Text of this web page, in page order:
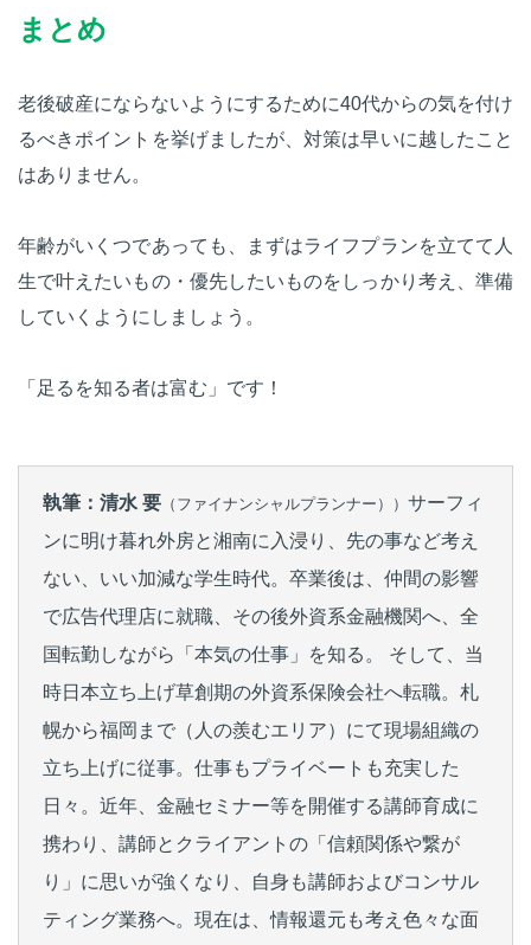
まとめ
老後破産にならないようにするために40代からの気を付け
るべきポイントを挙げましたが、対策は早いに越したこと
はありません。
年齢がいくつであっても、まずはライフプランを立てて人
生で叶えたいもの・優先したいものをしっかり考え、準備
していくようにしましょう。
「足るを知る者は富む」です！
執筆：清水 要 （ファイナンシャルプランナー）） サーフィ
ンに明け暮れ外房と湘南に入浸り、先の事など考え
ない、いい加減な学生時代。卒業後は、仲間の影響
で広告代理店に就職、その後外資系金融機関へ、全
国転勤しながら「本気の仕事」を知る。 そして、当
時日本立ち上げ草創期の外資系保険会社へ転職。札
幌から福岡まで（人の羨むエリア）にて現場組織の
立ち上げに従事。仕事もプライベートも充実した
日々。近年、金融セミナー等を開催する講師育成に
携わり、講師とクライアントの「信頼関係や繋が
り」に思いが強くなり、自身も講師およびコンサル
ティング業務へ。現在は、情報還元も考え色々な面